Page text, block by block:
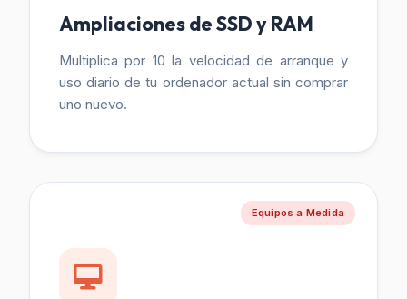
Ampliaciones de SSD y RAM
Multiplica por 10 la velocidad de arranque y
uso diario de tu ordenador actual sin comprar
uno nuevo.
Equipos a Medida